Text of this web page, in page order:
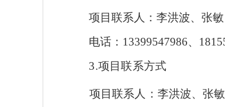
项目联系人：李洪波、张敏
电话： 13399547986、
3.项目联系方式
项目联系人： 李洪波、张敏